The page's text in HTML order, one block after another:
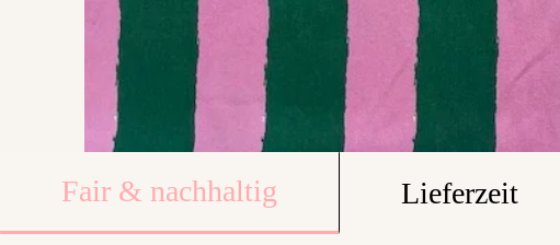
Fair & nachhaltig Lieferzeit